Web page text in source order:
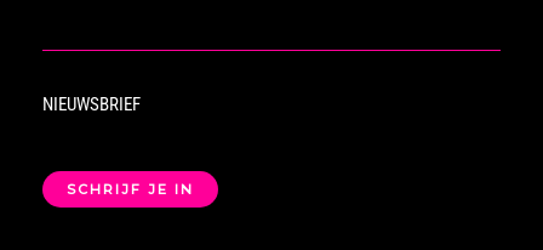
NIEUWSBRIEF
SCHRIJF JE IN